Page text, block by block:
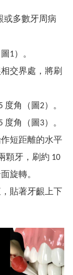
或多數牙周病
1）。
交界處，將刷
角（圖2）。
度角（圖3）。
短距離的水平
顆牙，刷約 10
旋轉。
貼著牙齦上下